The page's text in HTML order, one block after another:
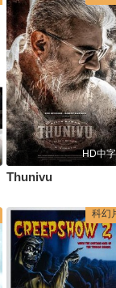
HD中字
Thunivu
科幻